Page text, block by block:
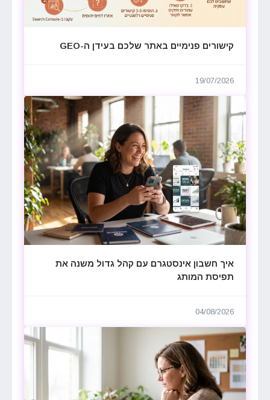
קישורים פנימיים באתר שלכם בעידן ה-GEO
19/07/2026
איך חשבון אינסטגרם עם קהל גדול משנה את
תפיסת המותג
04/08/2026